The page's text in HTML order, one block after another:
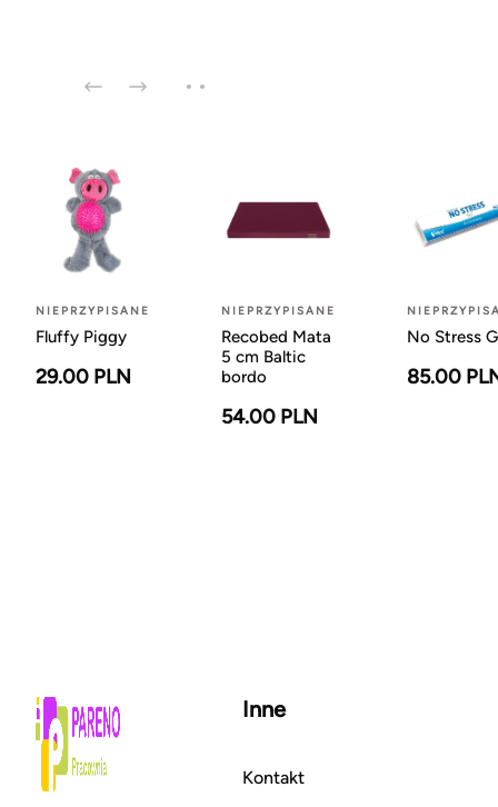
NIEPRZYPISANE
Fluffy Piggy
29.00 PLN
NIEPRZYPISANE
Recobed Mata
5 cm Baltic
bordo
54.00 PLN
No Stress
85.00
Inne
Kontakt